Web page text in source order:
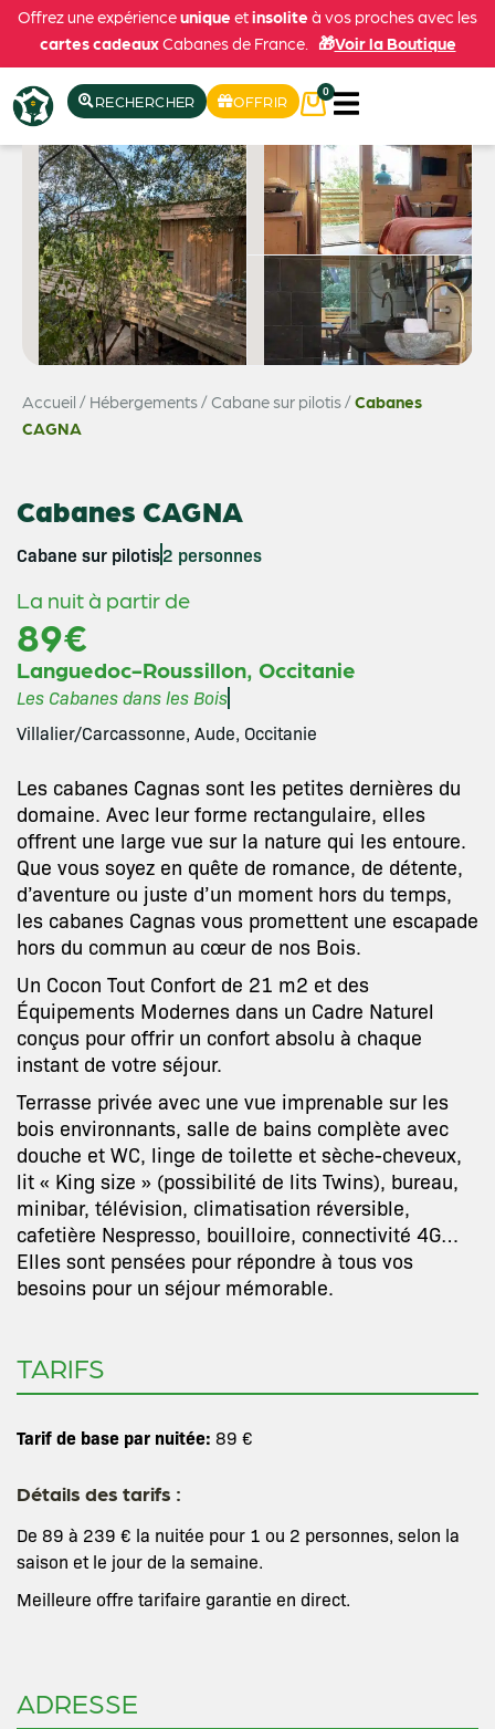
Offrez une expérienceunique etinsolite à vos proches avec les
cartes cadeauxCabanes de France. 🎁Voir la Boutique
RECHERCHER OFFRIR
0
Accueil / Hébergements/Cabane sur pilotis/Cabanes
CAGNA
Cabanes CAGNA
Cabane sur pilotis2 personnes
La nuit à partir de
89€
Languedoc-Roussillon, Occitanie
Les Cabanes dans les Bois
Villalier/Carcassonne, Aude, Occitanie
Les cabanes Cagnas sont les petites dernières du
domaine. Avec leur forme rectangulaire, elles
offrent une large vue sur la nature qui les entoure.
Que vous soyez en quête de romance, de détente,
d’aventure ou juste d’un moment hors du temps,
les cabanes Cagnas vous promettent une escapade
hors du commun au cœur de nos Bois.
Un Cocon Tout Confort de 21 m2 et des
Équipements Modernes dans un Cadre Naturel
conçus pour offrir un confort absolu à chaque
instant de votre séjour.
Terrasse privée avec une vue imprenable sur les
bois environnants, salle de bains complète avec
douche et WC, linge de toilette et sèche-cheveux,
lit « King size » (possibilité de lits Twins), bureau,
minibar, télévision, climatisation réversible,
cafetière Nespresso, bouilloire, connectivité 4G…
Elles sont pensées pour répondre à tous vos
besoins pour un séjour mémorable.
TARIFS
Tarif de base par nuitée: 89 €
Détails des tarifs :
De 89 à 239 € la nuitée pour 1 ou 2 personnes, selon la
saison et le jour de la semaine.
Meilleure offre tarifaire garantie en direct.
ADRESSE